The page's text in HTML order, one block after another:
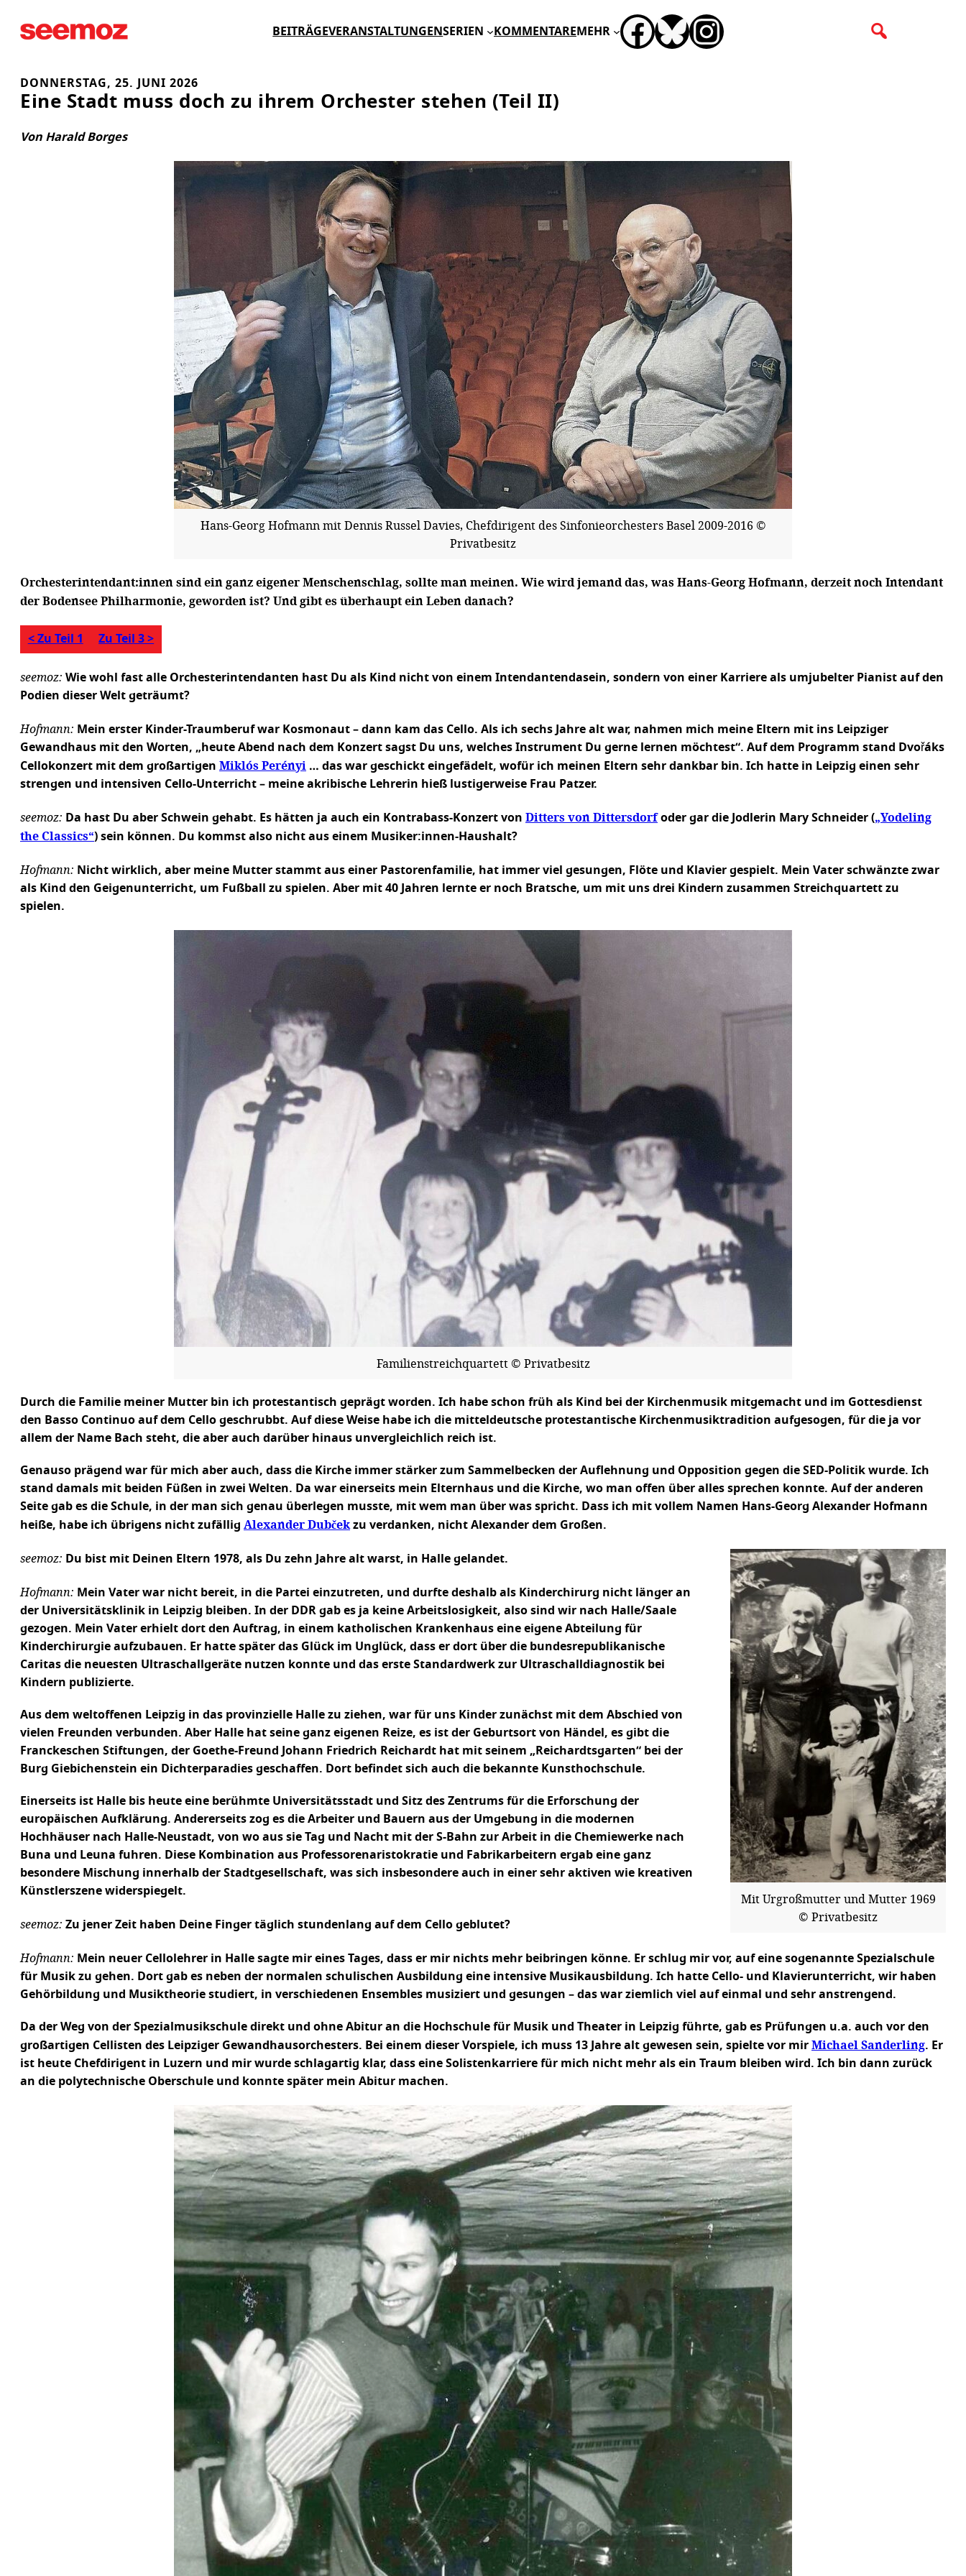
Inhalt
BEITRÄGEVERANSTALTUNGENSERIEN KOMMENTARE MEHR FACEBOOK
BLUESKYINSTAGRAM
DONNERSTAG, 25. JUNI 2026
Eine Stadt muss doch zu ihrem Orchester stehen (Teil II)
Von Harald Borges
Hans-Georg Hofmann mit Dennis Russel Davies, Chefdirigent des Sinfonieorchesters Basel 2009-2016 ©
Privatbesitz
Orchesterintendant:innen sind ein ganz eigener Menschenschlag, sollte man meinen. Wie wird jemand das, was Hans-Georg Hofmann, derzeit noch Intendant
der Bodensee Philharmonie, geworden ist? Und gibt es überhaupt ein Leben danach?
< Zu Teil 1 Zu Teil 3 >
seemoz: Wie wohl fast alle Orchesterintendanten hast Du als Kind nicht von einem Intendantendasein, sondern von einer Karriere als umjubelter Pianist auf den
Podien dieser Welt geträumt?
Hofmann: Mein erster Kinder-Traumberuf war Kosmonaut – dann kam das Cello. Als ich sechs Jahre alt war, nahmen mich meine Eltern mit ins Leipziger
Gewandhaus mit den Worten, „heute Abend nach dem Konzert sagst Du uns, welches Instrument Du gerne lernen möchtest“. Auf dem Programm stand Dvořáks
Cellokonzert mit dem großartigen Miklós Perényi … das war geschickt eingefädelt, wofür ich meinen Eltern sehr dankbar bin. Ich hatte in Leipzig einen sehr
strengen und intensiven Cello-Unterricht – meine akribische Lehrerin hieß lustigerweise Frau Patzer.
seemoz: Da hast Du aber Schwein gehabt. Es hätten ja auch ein Kontrabass-Konzert von Ditters von Dittersdorfoder gar die Jodlerin Mary Schneider („Yodeling
the Classics“) sein können. Du kommst also nicht aus einem Musiker:innen-Haushalt?
Hofmann: Nicht wirklich, aber meine Mutter stammt aus einer Pastorenfamilie, hat immer viel gesungen, Flöte und Klavier gespielt. Mein Vater schwänzte zwar
als Kind den Geigenunterricht, um Fußball zu spielen. Aber mit 40 Jahren lernte er noch Bratsche, um mit uns drei Kindern zusammen Streichquartett zu
spielen.
Familienstreichquartett © Privatbesitz
Durch die Familie meiner Mutter bin ich protestantisch geprägt worden. Ich habe schon früh als Kind bei der Kirchenmusik mitgemacht und im Gottesdienst
den Basso Continuo auf dem Cello geschrubbt. Auf diese Weise habe ich die mitteldeutsche protestantische Kirchenmusiktradition aufgesogen, für die ja vor
allem der Name Bach steht, die aber auch darüber hinaus unvergleichlich reich ist.
Genauso prägend war für mich aber auch, dass die Kirche immer stärker zum Sammelbecken der Auflehnung und Opposition gegen die SED-Politik wurde. Ich
stand damals mit beiden Füßen in zwei Welten. Da war einerseits mein Elternhaus und die Kirche, wo man offen über alles sprechen konnte. Auf der anderen
Seite gab es die Schule, in der man sich genau überlegen musste, mit wem man über was spricht. Dass ich mit vollem Namen Hans-Georg Alexander Hofmann
heiße, habe ich übrigens nicht zufällig Alexander Dubček zu verdanken, nicht Alexander dem Großen.
Mit Urgroßmutter und Mutter 1969
© Privatbesitz
seemoz: Du bist mit Deinen Eltern 1978, als Du zehn Jahre alt warst, in Halle gelandet.
Hofmann: Mein Vater war nicht bereit, in die Partei einzutreten, und durfte deshalb als Kinderchirurg nicht länger an
der Universitätsklinik in Leipzig bleiben. In der DDR gab es ja keine Arbeitslosigkeit, also sind wir nach Halle/Saale
gezogen. Mein Vater erhielt dort den Auftrag, in einem katholischen Krankenhaus eine eigene Abteilung für
Kinderchirurgie aufzubauen. Er hatte später das Glück im Unglück, dass er dort über die bundesrepublikanische
Caritas die neuesten Ultraschallgeräte nutzen konnte und das erste Standardwerk zur Ultraschalldiagnostik bei
Kindern publizierte.
Aus dem weltoffenen Leipzig in das provinzielle Halle zu ziehen, war für uns Kinder zunächst mit dem Abschied von
vielen Freunden verbunden. Aber Halle hat seine ganz eigenen Reize, es ist der Geburtsort von Händel, es gibt die
Franckeschen Stiftungen, der Goethe-Freund Johann Friedrich Reichardt hat mit seinem „Reichardtsgarten“ bei der
Burg Giebichenstein ein Dichterparadies geschaffen. Dort befindet sich auch die bekannte Kunsthochschule.
Einerseits ist Halle bis heute eine berühmte Universitätsstadt und Sitz des Zentrums für die Erforschung der
europäischen Aufklärung. Andererseits zog es die Arbeiter und Bauern aus der Umgebung in die modernen
Hochhäuser nach Halle-Neustadt, von wo aus sie Tag und Nacht mit der S-Bahn zur Arbeit in die Chemiewerke nach
Buna und Leuna fuhren. Diese Kombination aus Professorenaristokratie und Fabrikarbeitern ergab eine ganz
besondere Mischung innerhalb der Stadtgesellschaft, was sich insbesondere auch in einer sehr aktiven wie kreativen
Künstlerszene widerspiegelt.
seemoz: Zu jener Zeit haben Deine Finger täglich stundenlang auf dem Cello geblutet?
Hofmann: Mein neuer Cellolehrer in Halle sagte mir eines Tages, dass er mir nichts mehr beibringen könne. Er schlug mir vor, auf eine sogenannte Spezialschule
für Musik zu gehen. Dort gab es neben der normalen schulischen Ausbildung eine intensive Musikausbildung. Ich hatte Cello- und Klavierunterricht, wir haben
Gehörbildung und Musiktheorie studiert, in verschiedenen Ensembles musiziert und gesungen – das war ziemlich viel auf einmal und sehr anstrengend.
Da der Weg von der Spezialmusikschule direkt und ohne Abitur an die Hochschule für Musik und Theater in Leipzig führte, gab es Prüfungen u.a. auch vor den
großartigen Cellisten des Leipziger Gewandhausorchesters. Bei einem dieser Vorspiele, ich muss 13 Jahre alt gewesen sein, spielte vor mir Michael Sanderling. Er
ist heute Chefdirigent in Luzern und mir wurde schlagartig klar, dass eine Solistenkarriere für mich nicht mehr als ein Traum bleiben wird. Ich bin dann zurück
an die polytechnische Oberschule und konnte später mein Abitur machen.